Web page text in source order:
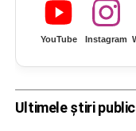
YouTube Instagram
Ultimele știri